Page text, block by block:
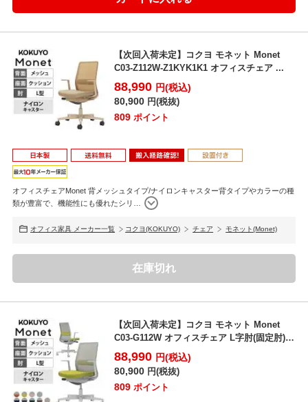
【次回入荷未定】コクヨ モネット Monet
C03-Z112W-Z1KYK1K1 オフィスチェア ...
88,990 円(税込)
80,900 円(税抜)
809 ポイント
オフィスチェアMonet 背メッシュタイプ/ナイロンキャスター背タイプやカラーの種
類が豊富で、機能性にも優れたシリ
オフィス家具 メーカー一覧 コクヨ(KOKUYO) チェア モネット(Monet)
在庫切れ
【次回入荷未定】コクヨ モネット Monet
C03-G112W オフィスチェア L字肘(固定肘)
...
88,990 円(税込)
80,900 円(税抜)
809 ポイント